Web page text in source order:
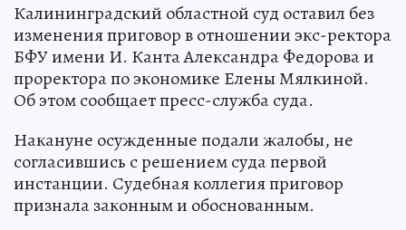
Калининградский областной суд оставил без
изменения приговор в отношении экс-ректора
БФУ имени И. Канта Александра Федорова и
проректора по экономике Елены Мялкиной.
Об этом сообщает пресс-служба суда.
Накануне осужденные подали жалобы, не
согласившись с решением суда первой
инстанции. Судебная коллегия приговор
признала законным и обоснованным.